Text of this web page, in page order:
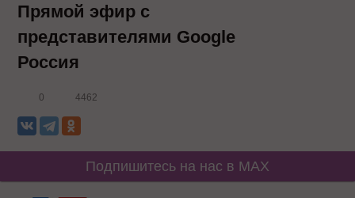
Прямой эфир с
представителями Google
Россия
0 4462
Подпишитесь на нас в MAX